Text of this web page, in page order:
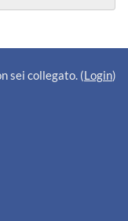
sei collegato. (Login)